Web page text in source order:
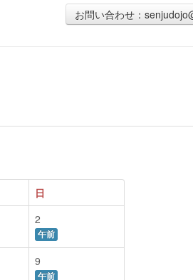
お問い合わせ：
日
2
午前
9
午前